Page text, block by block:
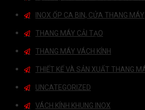
INOX ỐP CA BIN, CỬA THANG MÁY
THANG MÁY CẢI TẠO
THANG MÁY VÁCH KÍNH
THIẾT KẾ VÀ SẢN XUẤT THANG
UNCATEGORIZED
VÁCH KÍNH KHUNG INOX